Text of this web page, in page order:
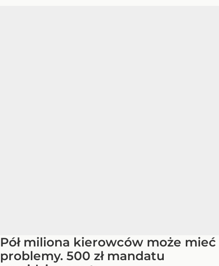
Pół miliona kierowców może mieć
problemy. 500 zł mandatu